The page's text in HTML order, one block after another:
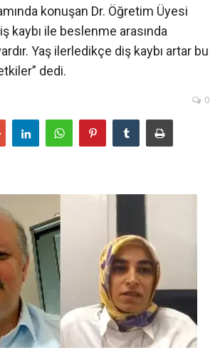
konuşan Dr. Öğretim Üyesi
kaybı ile beslenme arasında
Yaş ilerledikçe diş kaybı artar bu
dedi.
0